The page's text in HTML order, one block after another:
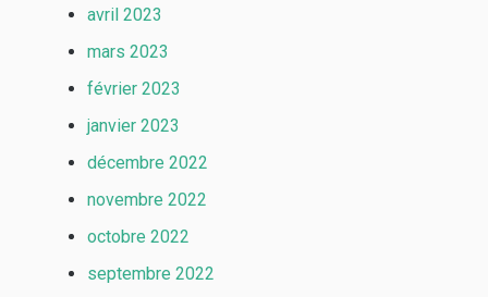
avril 2023
mars 2023
février 2023
janvier 2023
décembre 2022
novembre 2022
octobre 2022
septembre 2022